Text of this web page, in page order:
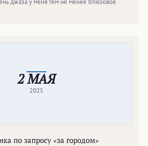
2 МАЯ
2025
по запросу «за городом»